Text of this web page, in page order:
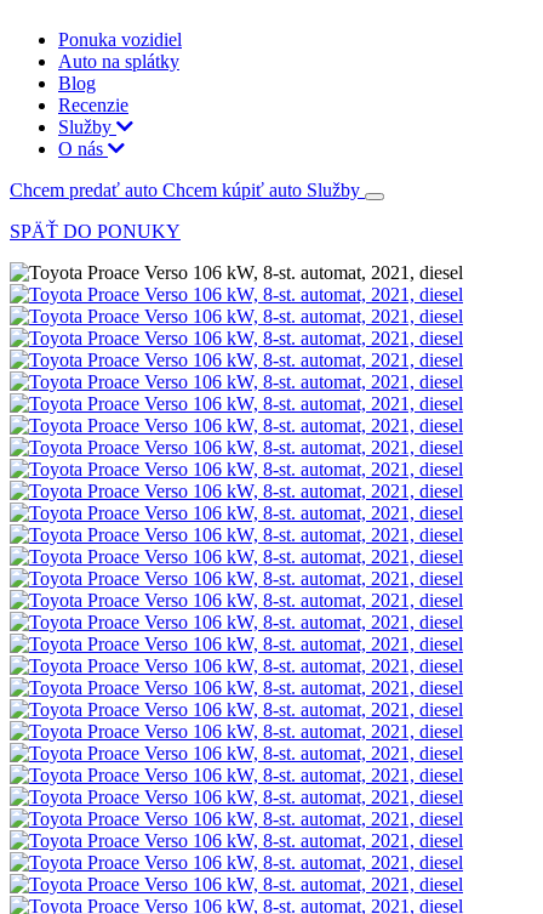
Ponuka vozidiel
Auto na splátky
Blog
Recenzie
Služby
O nás
Chcem predať auto Chcem kúpiť auto Služby
SPÄŤ DO PONUKY